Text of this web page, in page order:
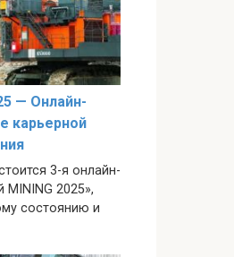
— Онлайн-
карьерной
3-я онлайн-
2025»,
состоянию и